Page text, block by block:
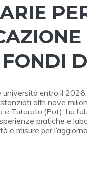
università entro il
altri nove
e Tutorato (Pot), ha
pratiche e
e misure per